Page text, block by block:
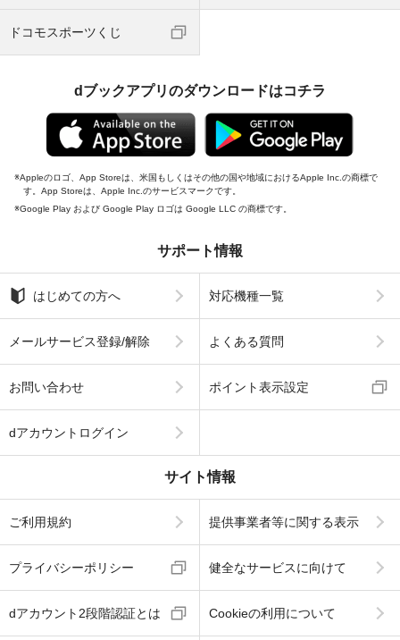
ドコモスポーツくじ
dブックアプリのダウンロードはコチラ
Appleのロゴ、App Storeは、米国もしくはその他の国や地域におけるApple Inc.の商標で
す。App Storeは、Apple Inc.のサービスマークです。
Google Play および Google Play ロゴは Google LLC の商標です。
サポート情報
はじめての方へ 対応機種一覧
メールサービス登録/解除 よくある質問
お問い合わせ ポイント表示設定
dアカウントログイン
サイト情報
ご利用規約 提供事業者等に関する表示
プライバシーポリシー 健全なサービスに向けて
dアカウント2段階認証とは Cookieの利用について